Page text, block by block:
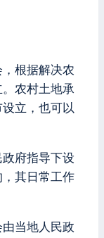
根据解决农
农村土地承
立，也可以
府指导下设
其日常工作
当地人民政